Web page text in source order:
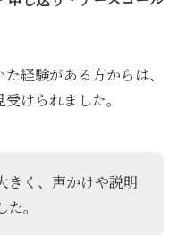
経験がある方からは、
けられました。
きく、声かけや説明
。